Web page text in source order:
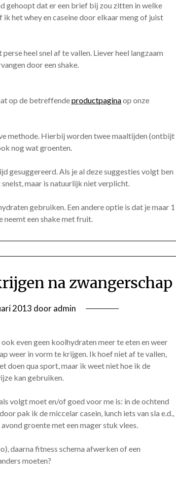
gehoopt dat er een brief bij zou zitten in welke
het whey en caseine door elkaar meng of juist
heel snel af te vallen. Liever heel langzaam
door een shake.
op de betreffendeproductpaginaop onze
methode. Hierbij worden twee maaltijden (ontbijt
nog wat groenten.
gesuggereerd. Als je al deze suggesties volgt ben
maar is natuurlijk niet verplicht.
gebruiken. Een andere optie is dat je maar 1
neemt een shake met fruit.
na zwangerschap
2013 dooradmin
even geen koolhydraten meer te eten en weer
weer in vorm te krijgen. Ik hoef niet af te vallen,
doen qua sport, maar ik weet niet hoe ik de
kan gebruiken.
volgt moet en/of goed voor me is: in de ochtend
pak ik de miccelar casein, lunch iets van sla e.d.,
groente met een mager stuk vlees.
daarna fitness schema afwerken of een
moeten?